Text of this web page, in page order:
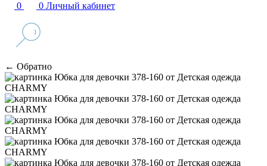
0 0 Личный кабинет
← Обратно